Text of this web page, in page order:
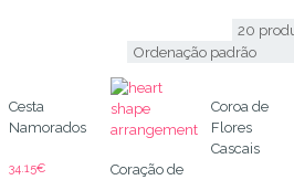
Cesta
Namorados
34.15€
Coração de
Coroa de
Flores
Cascais